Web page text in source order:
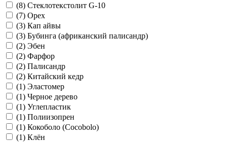
(8) Стеклотекстолит G-10
(7) Орех
(3) Кап айвы
(3) Бубинга (африканский палисандр)
(2) Эбен
(2) Фарфор
(2) Палисандр
(2) Китайский кедр
(1) Эластомер
(1) Черное дерево
(1) Углепластик
(1) Полиизопрен
(1) Кокоболо (Cocobolo)
(1) Клён